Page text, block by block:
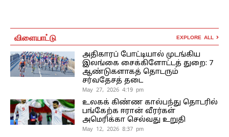
விளையாட்டு EXPLORE ALL
அதிகாரப் போட்டியால் முடங்கிய
இலங்கை சைக்கிளோட்டத் துறை: 7
ஆண்டுகளாகத் தொடரும்
சர்வதேசத் தடை
May 27, 2026 4:19 pm
உலகக் கிண்ண கால்பந்து தொடரில்
பங்கேற்க ஈரான் வீரர்கள்
அமெரிக்கா செல்வது உறுதி
May 12, 2026 8:37 pm